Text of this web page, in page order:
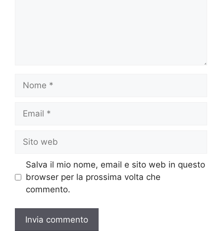
web
Salva il mio nome, email e sito web in questo
browser per la prossima volta che
commento.